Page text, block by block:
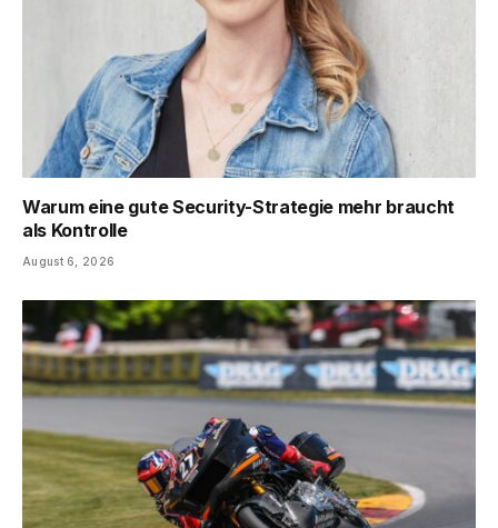
Warum eine gute Security-Strategie mehr braucht
als Kontrolle
August 6, 2026